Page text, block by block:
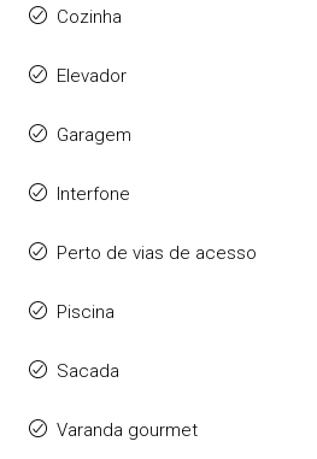
Cozinha
Elevador
Garagem
Interfone
Perto de vias de acesso
Piscina
Sacada
Varanda gourmet